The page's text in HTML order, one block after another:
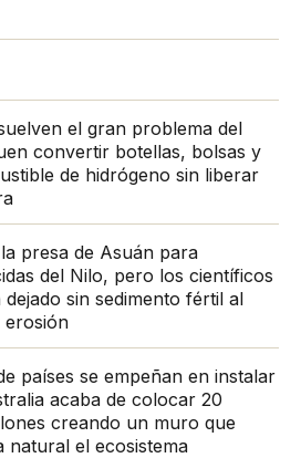
el gran problema del
convertir botellas, bolsas y
de hidrógeno sin liberar
presa de Asuán para
del Nilo, pero los científicos
sin sedimento fértil al
erosión
países se empeñan en instalar
acaba de colocar 20
creando un muro que
natural el ecosistema